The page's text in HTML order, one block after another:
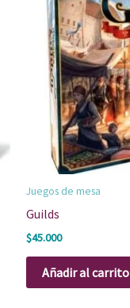
Juegos de mesa
Guilds
$45.000
Añadir al carrito